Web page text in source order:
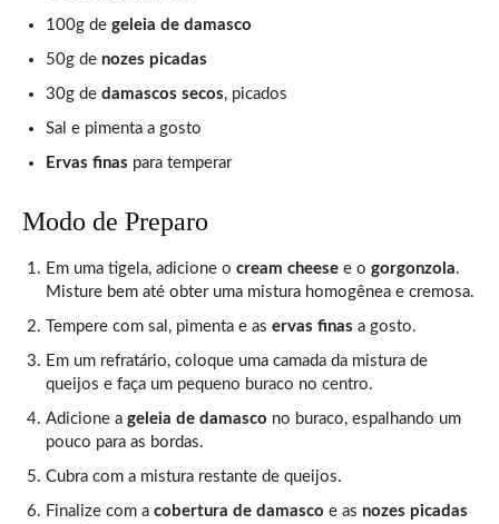
100g de geleia de damasco
50g de nozes picadas
30g de damascos secos, picados
Sal e pimenta a gosto
Ervas finas para temperar
Modo de Preparo
Em uma tigela, adicione o cream cheese e o gorgonzola.
Misture bem até obter uma mistura homogênea e cremosa.
Tempere com sal, pimenta e as ervas finas a gosto.
Em um refratário, coloque uma camada da mistura de
queijos e faça um pequeno buraco no centro.
Adicione a geleia de damasco no buraco, espalhando um
pouco para as bordas.
Cubra com a mistura restante de queijos.
Finalize com a cobertura de damasco e as nozes picadas